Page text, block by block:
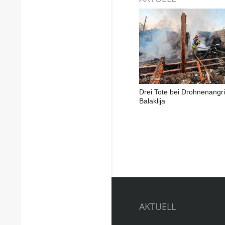
Drei Tote bei
Balaklija
AKTUELL